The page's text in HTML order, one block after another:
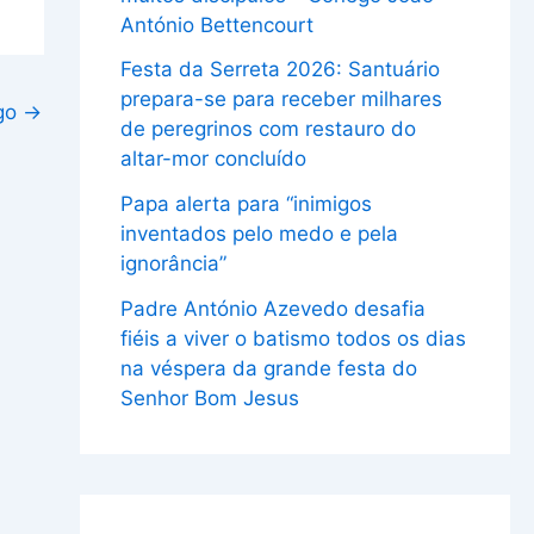
→
António Bettencourt
Festa da Serreta 2026: Santuário
prepara-se para receber milhares
de peregrinos com restauro do
altar-mor concluído
Papa alerta para “inimigos
inventados pelo medo e pela
ignorância”
Padre António Azevedo desafia
fiéis a viver o batismo todos os dias
na véspera da grande festa do
Senhor Bom Jesus